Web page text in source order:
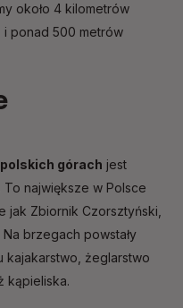
około 4 kilometrów
i ponad 500 metrów
górach jest
największe w Polsce
Zbiornik Czorsztyński,
brzegach powstały
kajakarstwo, żeglarstwo
kąpieliska.